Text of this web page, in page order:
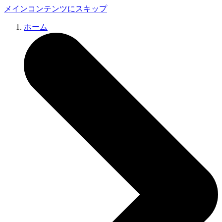
メインコンテンツにスキップ
ホーム